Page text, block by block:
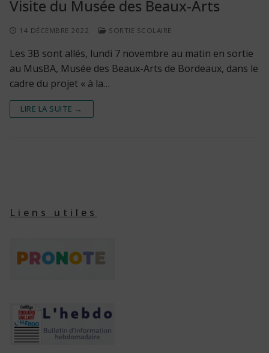
Visite du Musée des Beaux-Arts
14 DÉCEMBRE 2022 SORTIE SCOLAIRE
Les 3B sont allés, lundi 7 novembre au matin en sortie
au MusBA, Musée des Beaux-Arts de Bordeaux, dans le
cadre du projet « à la…
LIRE LA SUITE →
Liens utiles